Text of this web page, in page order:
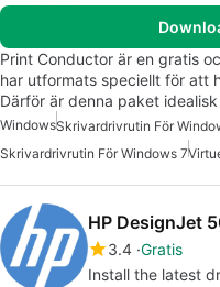
Print Conductor är en gratis
har utformats speciellt för att
Därför är denna paket
WindowsSkrivardrivrutin För
Skrivardrivrutin För Windows 7
HP DesignJet
3.4 Gratis
Install the latest